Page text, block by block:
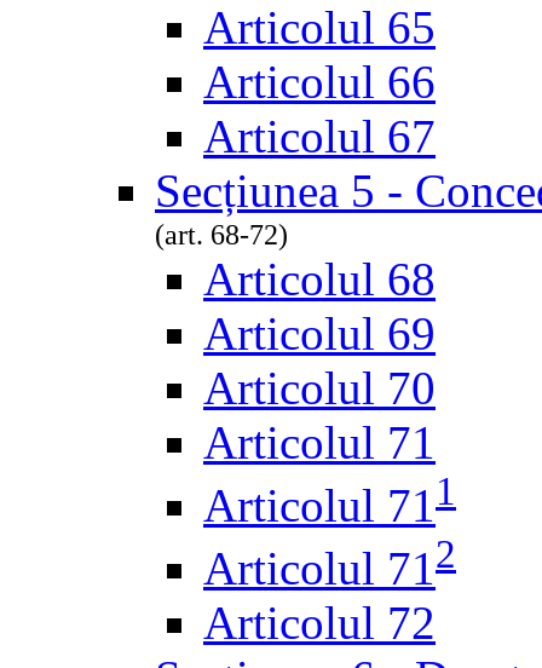
Articolul 65
Articolul 66
Articolul 67
Secțiunea 5 -
(art. 68-72)
Articolul 68
Articolul 69
Articolul 70
Articolul 71
Articolul 711
Articolul 712
Articolul 72